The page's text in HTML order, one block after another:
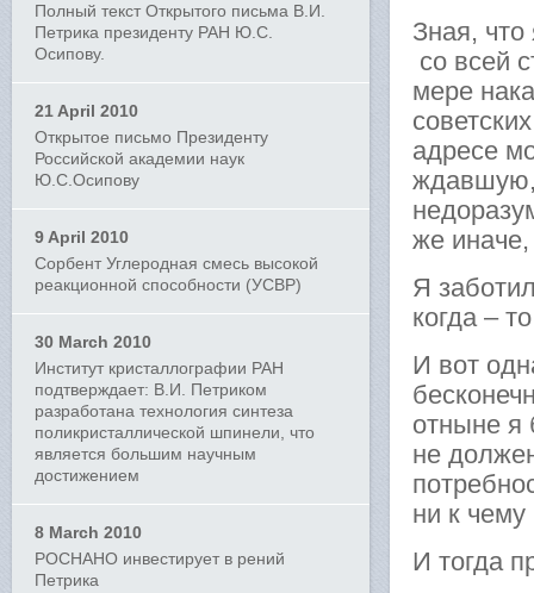
Полный текст Открытого письма В.И.
Петрика президенту РАН Ю.С.
Осипову.
21 April 2010
Открытое письмо Президенту
Российской академии наук
Ю.С.Осипову
9 April 2010
Сорбент Углеродная смесь высокой
реакционной способности (УСВР)
30 March 2010
Институт кристаллографии РАН
подтверждает: В.И. Петриком
разработана технология синтеза
поликристаллической шпинели, что
является большим научным
достижением
8 March 2010
РОСНАНО инвестирует в рений
Петрика
Зная,
со всей
мере
адресе
ждавшую,
же
Я
когда –
И вот
отныне я
не
ни к
И тогда